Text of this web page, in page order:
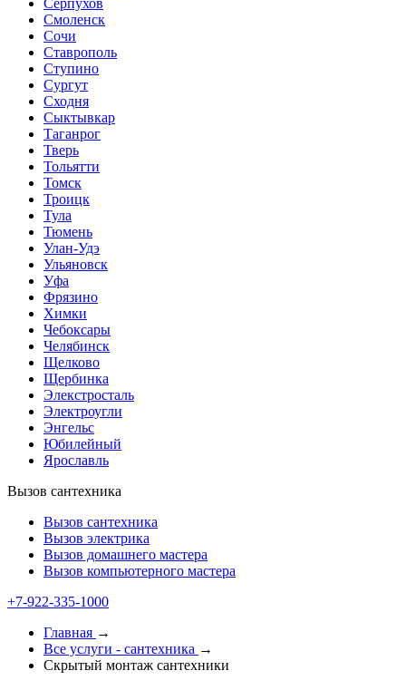
Серпухов
Смоленск
Сочи
Ставрополь
Ступино
Сургут
Сходня
Сыктывкар
Таганрог
Тверь
Тольятти
Томск
Троицк
Тула
Тюмень
Улан-Удэ
Ульяновск
Уфа
Фрязино
Химки
Чебоксары
Челябинск
Щелково
Щербинка
Элекстросталь
Электроугли
Энгельс
Юбилейный
Ярославль
Вызов сантехника
Вызов сантехника
Вызов электрика
Вызов домашнего мастера
Вызов компьютерного мастера
+7-922-335-1000
Главная →
Все услуги - cантехника →
Скрытый монтаж сантехники